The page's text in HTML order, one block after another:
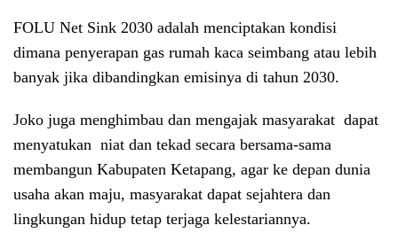
FOLU Net Sink 2030 adalah menciptakan kondisi
dimana penyerapan gas rumah kaca seimbang atau lebih
banyak jika dibandingkan emisinya di tahun 2030.
Joko juga menghimbau dan mengajak masyarakat dapat
menyatukan niat dan tekad secara bersama-sama
membangun Kabupaten Ketapang, agar ke depan dunia
usaha akan maju, masyarakat dapat sejahtera dan
lingkungan hidup tetap terjaga kelestariannya.